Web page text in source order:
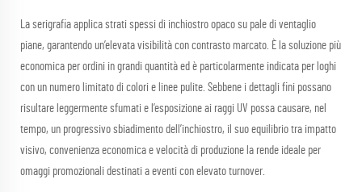
La serigrafia applica strati spessi di inchiostro opaco su pale di ventaglio
piane, garantendo un’elevata visibilità con contrasto marcato. È la soluzione più
economica per ordini in grandi quantità ed è particolarmente indicata per loghi
con un numero limitato di colori e linee pulite. Sebbene i dettagli fini possano
risultare leggermente sfumati e l’esposizione ai raggi UV possa causare, nel
tempo, un progressivo sbiadimento dell’inchiostro, il suo equilibrio tra impatto
visivo, convenienza economica e velocità di produzione la rende ideale per
omaggi promozionali destinati a eventi con elevato turnover.